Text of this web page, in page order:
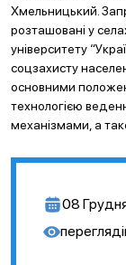
Хмельницький.
розташовані у
університету
соцзахисту
основними
технологією
механізмами, а
08